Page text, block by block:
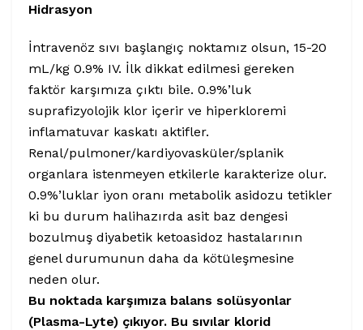
Hidrasyon
İntravenöz sıvı başlangıç noktamız olsun, 15-20
mL/kg 0.9% IV. İlk dikkat edilmesi gereken
faktör karşımıza çıktı bile. 0.9%’luk
suprafizyolojik klor içerir ve hiperkloremi
inflamatuvar kaskatı aktifler.
Renal/pulmoner/kardiyovasküler/splanik
organlara istenmeyen etkilerle karakterize olur.
0.9%’luklar iyon oranı metabolik asidozu tetikler
ki bu durum halihazırda asit baz dengesi
bozulmuş diyabetik ketoasidoz hastalarının
genel durumunun daha da kötüleşmesine
neden olur.
Bu noktada karşımıza balans solüsyonlar
(Plasma-Lyte) çıkıyor. Bu sıvılar klorid